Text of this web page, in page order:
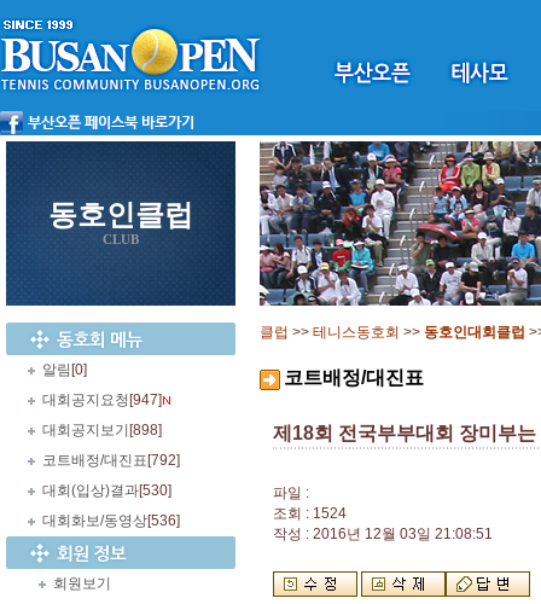
동호인클럽
CLUB
알림 [0]
대회공지요청 [947]
대회공지보기 [898]
코트배정/대진표 [792]
대회(입상)결과[530]
대회화보/동영상[536]
회원보기
클럽 >> 테니스동호회 >> 동호인대회클럽
코트배정/대진표
제18회 전국부부대회 장미부
파일 :
조회 : 1524
작성 : 2016년 12월 03일 21:08:51